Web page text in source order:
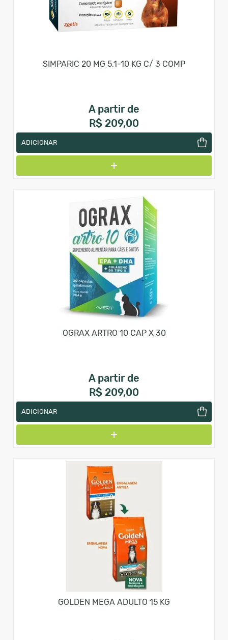
SIMPARIC 20 MG 5,1-10 KG C/ 3 COMP
A partir de
R$ 209,00
ADICIONAR
OGRAX ARTRO 10 CAP X 30
A partir de
R$ 209,00
ADICIONAR
GOLDEN MEGA ADULTO 15 KG